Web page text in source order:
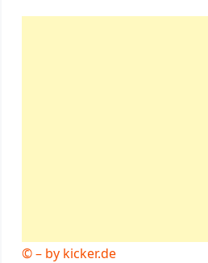
© – by kicker.de